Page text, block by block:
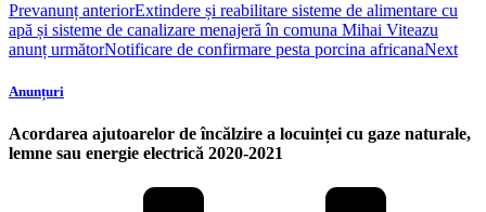
Prevanunț anteriorExtindere și reabilitare sisteme de alimentare cu
apă și sisteme de canalizare menajeră în comuna Mihai Viteazu
anunț următorNotificare de confirmare pesta porcina africanaNext
Anunțuri
Acordarea ajutoarelor de încălzire a locuinței cu gaze naturale,
lemne sau energie electrică 2020-2021